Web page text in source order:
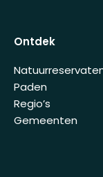
Ontdek
Paden
Regio’s
Gemeenten